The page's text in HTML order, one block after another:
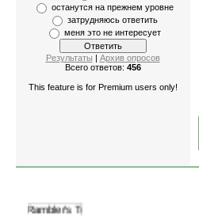
останутся на прежнем уровне
затрудняюсь ответить
меня это не интересует
Результаты | Архив опросов
Всего ответов: 456
This feature is for Premium users only!